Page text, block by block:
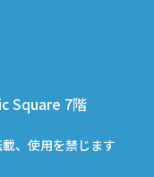
Square 7階
、使⽤を禁じます